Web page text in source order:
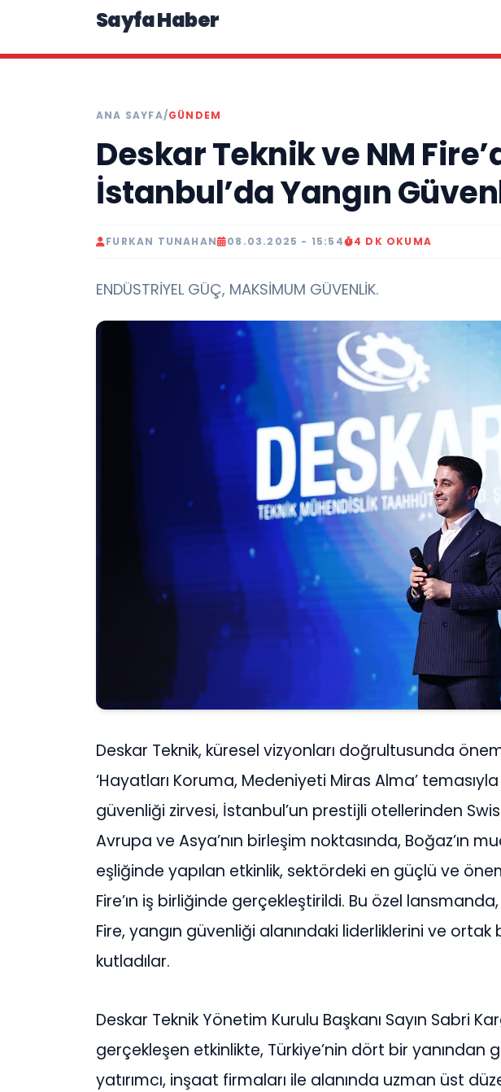
Sayfa Haber
ANA SAYFA/GÜNDEM
Deskar Teknik ve NM
İstanbul’da Yangın
FURKAN TUNAHAN 08.03.2025 - 15:54 4 DK OKUMA
ENDÜSTRİYEL GÜÇ, MAKSİMUM GÜVENLİK.
Deskar Teknik, küresel vizyonları doğrultusunda
‘Hayatları Koruma, Medeniyeti Miras Alma’
güvenliği zirvesi, İstanbul’un prestijli otellerinden
Avrupa ve Asya’nın birleşim noktasında, Boğaz’ın
eşliğinde yapılan etkinlik, sektördeki en güçlü ve
Fire’ın iş birliğinde gerçekleştirildi. Bu özel
Fire, yangın güvenliği alanındaki liderliklerini ve ortak
kutladılar.
Deskar Teknik Yönetim Kurulu Başkanı Sayın Sabri
gerçekleşen etkinlikte, Türkiye’nin dört bir yanından
yatırımcı, inşaat firmaları ile alanında uzman üst